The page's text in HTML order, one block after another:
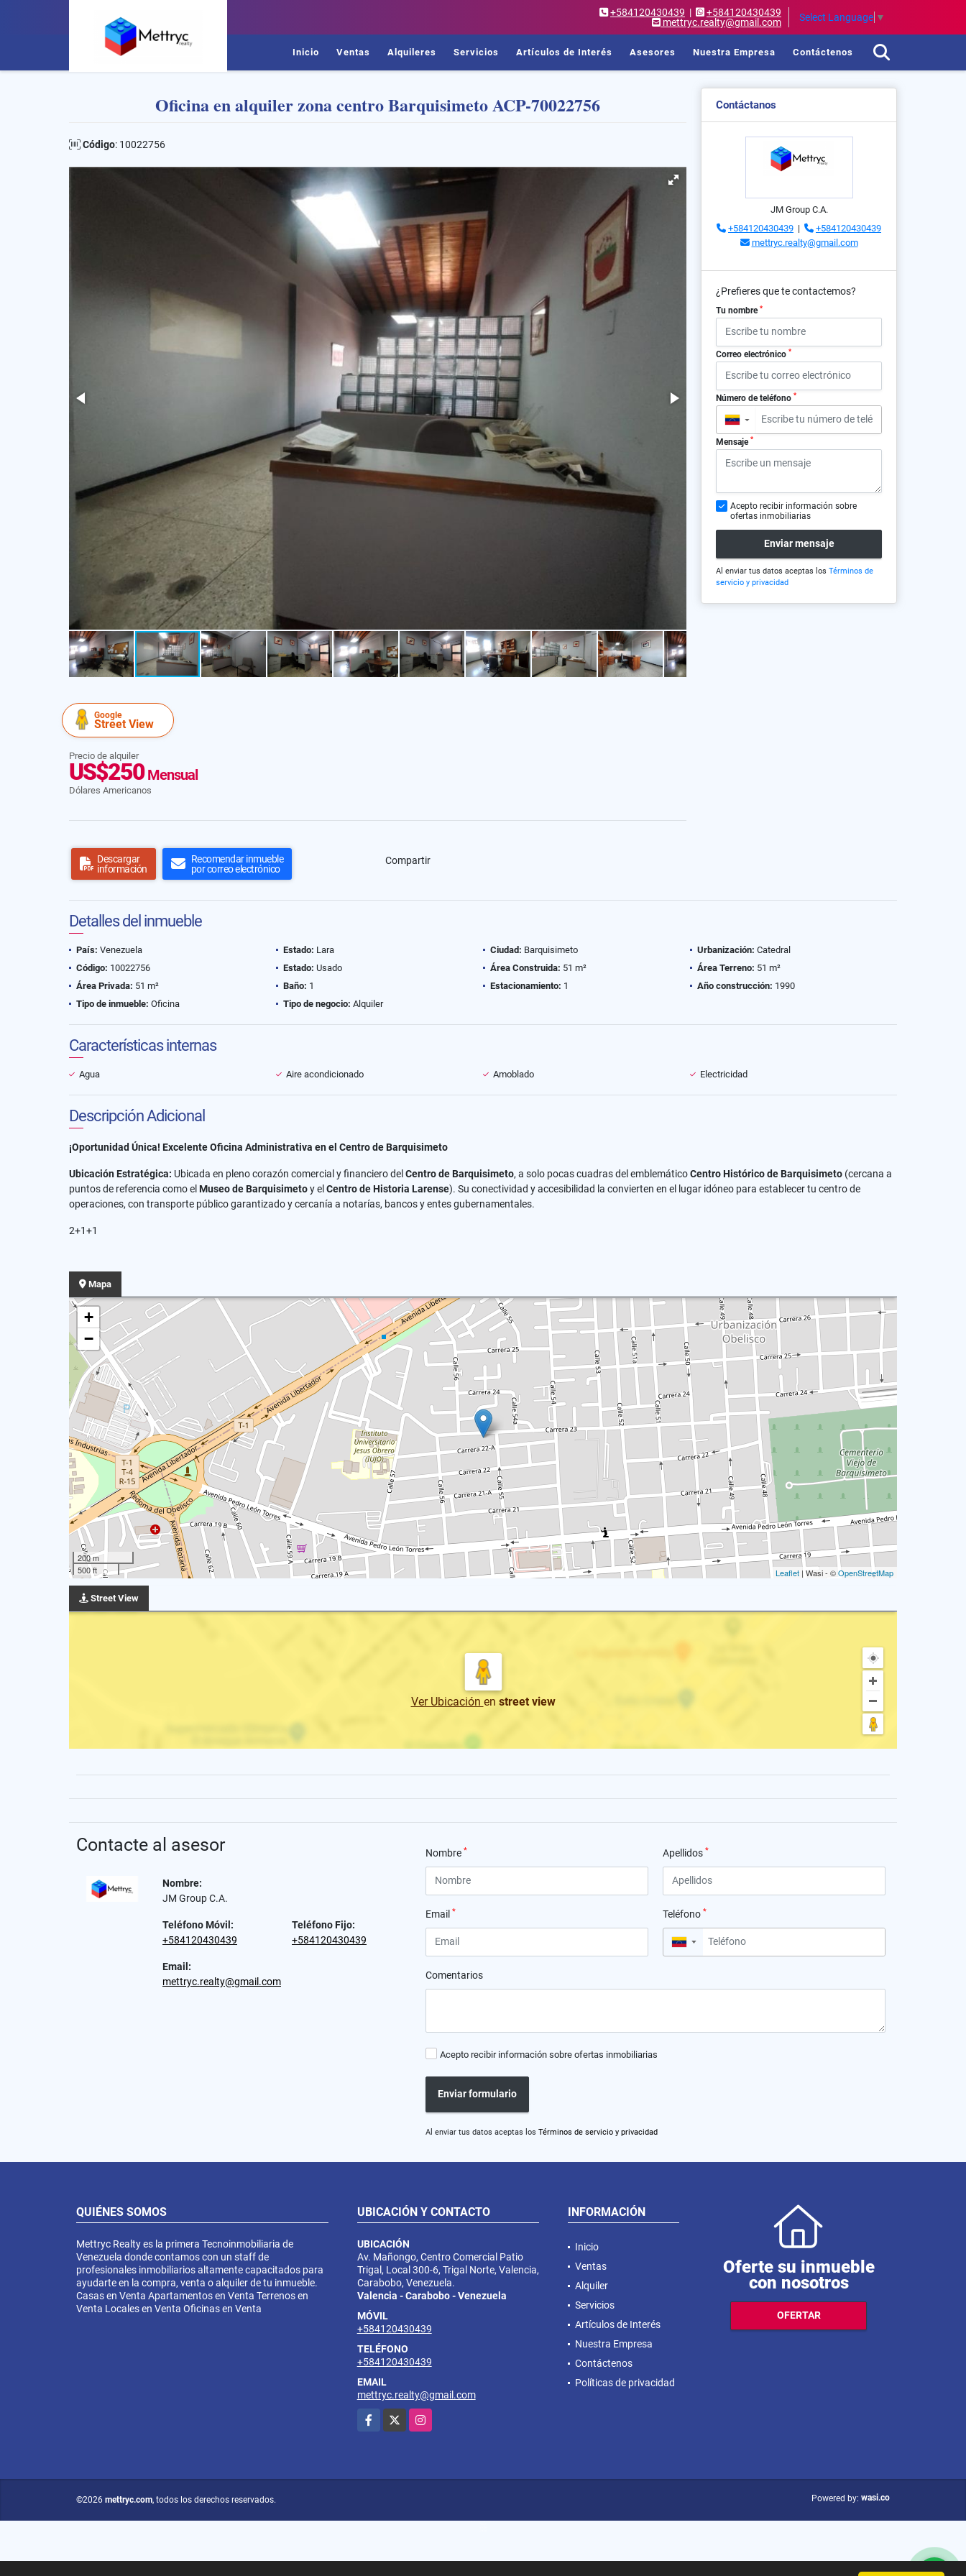
+584120430439 |
+584120430439
mettryc.realty@gmail.com
Select Language ▼
Inicio Ventas Alquileres Servicios Artículos de Interés Asesores Nuestra Empresa Contáctenos
Oficina en alquiler zona centro Barquisimeto ACP-70022756
Código: 10022756
Google
Street View
Precio de alquiler
US$250Mensual
Dólares Americanos
Descargar
información
Recomendar inmueble
por correo electrónico
Compartir
Contáctanos
JM Group C.A.
+584120430439 |
+584120430439
mettryc.realty@gmail.com
¿Prefieres que te contactemos?
Tu nombre *
Correo electrónico *
Número de teléfono *
▼
Mensaje *
Acepto recibir información sobre
ofertas inmobiliarias
Enviar mensaje
Al enviar tus datos aceptas los Términos de
servicio y privacidad
Detalles del inmueble
País: Venezuela Estado: Lara Ciudad: Barquisimeto Urbanización: Catedral
Código: 10022756 Estado: Usado Área Construida: 51 m² Área Terreno: 51 m²
Área Privada: 51 m² Baño: 1 Estacionamiento: 1 Año construcción: 1990
Tipo de inmueble: Oficina Tipo de negocio: Alquiler
Características internas
Agua Aire acondicionado Amoblado Electricidad
Descripción Adicional
¡Oportunidad Única! Excelente Oficina Administrativa en el Centro de Barquisimeto
Ubicación Estratégica: Ubicada en pleno corazón comercial y financiero del Centro de Barquisimeto, a solo pocas cuadras del emblemáticoCentro Histórico de Barquisimeto (cercana a
puntos de referencia como el Museo de Barquisimetoy el Centro de Historia Larense). Su conectividad y accesibilidad la convierten en el lugar idóneo para establecer tu centro de
operaciones, con transporte público garantizado y cercanía a notarías, bancos y entes gubernamentales.
2+1+1
Mapa
+
−
200 m
500 ft
Leaflet | Wasi - ©OpenStreetMap
Street View
Ver Ubicación en street view
Contacte al asesor
Nombre:
JM Group C.A.
Teléfono Móvil:
+584120430439
Teléfono Fijo:
+584120430439
Email:
mettryc.realty@gmail.com
Nombre * Apellidos *
Email * Teléfono *
▼
Comentarios
Acepto recibir información sobre ofertas inmobiliarias
Enviar formulario
Al enviar tus datos aceptas los Términos de servicio y privacidad
QUIÉNES SOMOS
Mettryc Realty es la primera Tecnoinmobiliaria de
Venezuela donde contamos con un staff de
profesionales inmobiliarios altamente capacitados para
ayudarte en la compra, venta o alquiler de tu inmueble.
Casas en Venta Apartamentos en Venta Terrenos en
Venta Locales en Venta Oficinas en Venta
UBICACIÓN Y CONTACTO
UBICACIÓN
Av. Mañongo, Centro Comercial Patio
Trigal, Local 300-6, Trigal Norte, Valencia,
Carabobo, Venezuela.
Valencia - Carabobo - Venezuela
MÓVIL
+584120430439
TELÉFONO
+584120430439
EMAIL
mettryc.realty@gmail.com
Facebook
Instagram
INFORMACIÓN
Inicio
Ventas
Alquiler
Servicios
Artículos de Interés
Nuestra Empresa
Contáctenos
Políticas de privacidad
Oferte su inmueble
con nosotros
OFERTAR
©2026 mettryc.com, todos los derechos reservados. Powered by: wasi.co